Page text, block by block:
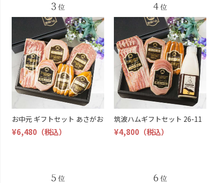
お中元 ギフトセット あさがお
¥6,480 （税込）
筑波ハムギフトセット 26-11
¥4,800 （税込）